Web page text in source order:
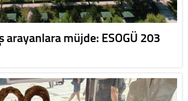
arayanlara müjde: ESOGÜ 203